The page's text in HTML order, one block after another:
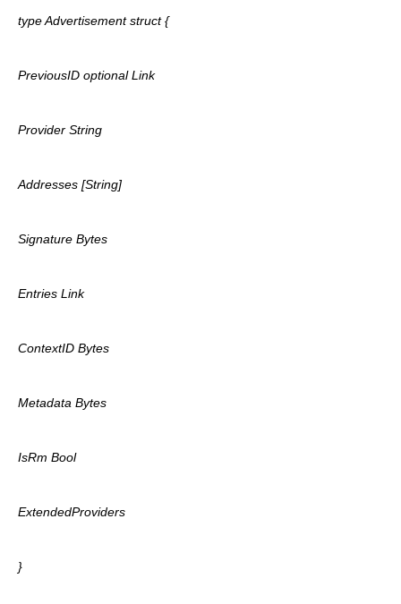
type Advertisement struct {
PreviousID optional Link
Provider String
Addresses [String]
Signature Bytes
Entries Link
ContextID Bytes
Metadata Bytes
IsRm Bool
ExtendedProviders
}